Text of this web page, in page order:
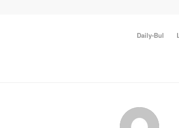
Daily-Bul